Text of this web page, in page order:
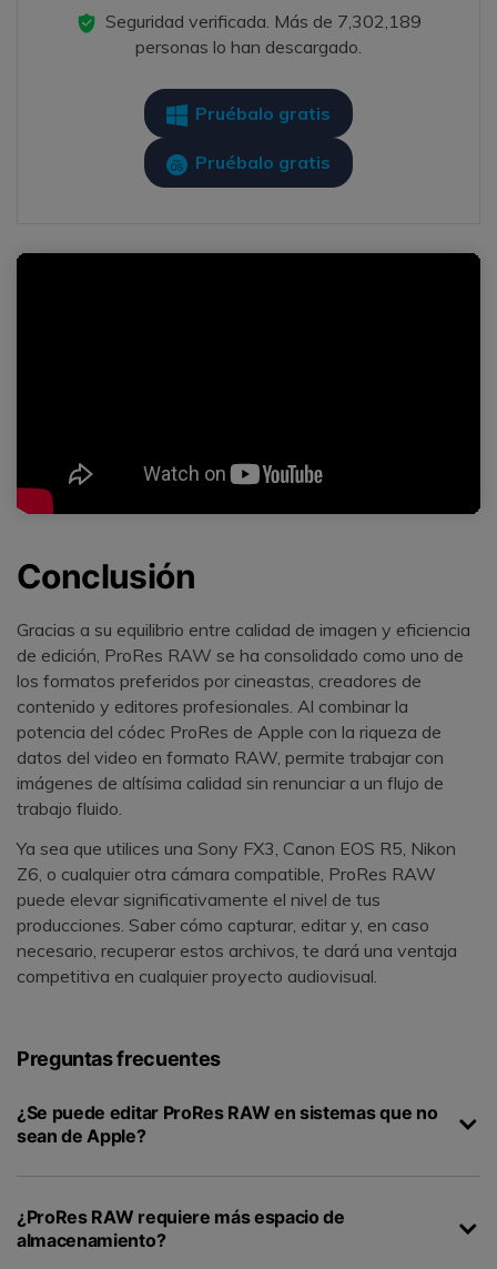
Seguridad verificada. Más de 7,302,189
personas lo han descargado.
Pruébalo gratis
Pruébalo gratis
Conclusión
Gracias a su equilibrio entre calidad de imagen y eficiencia
de edición, ProRes RAW se ha consolidado como uno de
los formatos preferidos por cineastas, creadores de
contenido y editores profesionales. Al combinar la
potencia del códec ProRes de Apple con la riqueza de
datos del video en formato RAW, permite trabajar con
imágenes de altísima calidad sin renunciar a un flujo de
trabajo fluido.
Ya sea que utilices una Sony FX3, Canon EOS R5, Nikon
Z6, o cualquier otra cámara compatible, ProRes RAW
puede elevar significativamente el nivel de tus
producciones. Saber cómo capturar, editar y, en caso
necesario, recuperar estos archivos, te dará una ventaja
competitiva en cualquier proyecto audiovisual.
Preguntas frecuentes
¿Se puede editar ProRes RAW en sistemas que no
sean de Apple?
¿ProRes RAW requiere más espacio de
almacenamiento?